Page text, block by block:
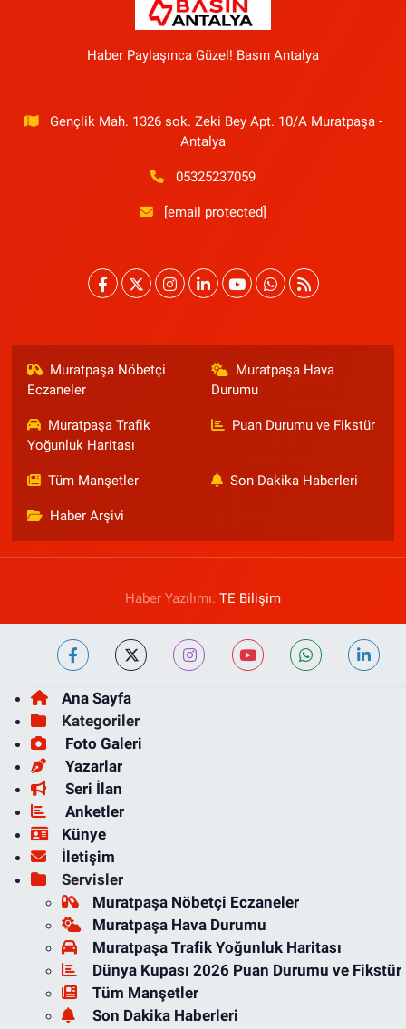
Haber Paylaşınca Güzel! Basın Antalya
Gençlik Mah. 1326 sok. Zeki Bey Apt. 10/A Muratpaşa -
Antalya
05325237059
[email protected]
Muratpaşa Nöbetçi
Eczaneler
Muratpaşa Hava
Durumu
Muratpaşa Trafik
Yoğunluk Haritası
Puan Durumu ve Fikstür
Tüm Manşetler Son Dakika Haberleri
Haber Arşivi
Haber Yazılımı: TE Bilişim
Ana Sayfa
Kategoriler
Foto Galeri
Yazarlar
Seri İlan
Anketler
Künye
İletişim
Servisler
Muratpaşa Nöbetçi Eczaneler
Muratpaşa Hava Durumu
Muratpaşa Trafik Yoğunluk Haritası
Dünya Kupası 2026 Puan Durumu ve Fikstür
Tüm Manşetler
Son Dakika Haberleri